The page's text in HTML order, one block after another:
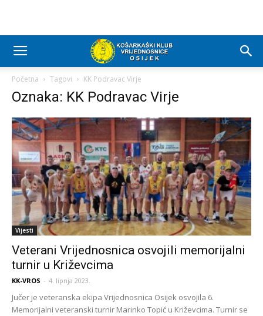
Početna Tagovi KK Podravac Virje
Oznaka: KK Podravac Virje
Vijesti
Veterani Vrijednosnica osvojili memorijalni
turnir u Križevcima
KK-VROS - 4. lipnja 2023.
Jučer je veteranska ekipa Vrijednosnica Osijek osvojila 6.
Memorijalni veteranski turnir Marinko Topić u Križevcima. Turnir se